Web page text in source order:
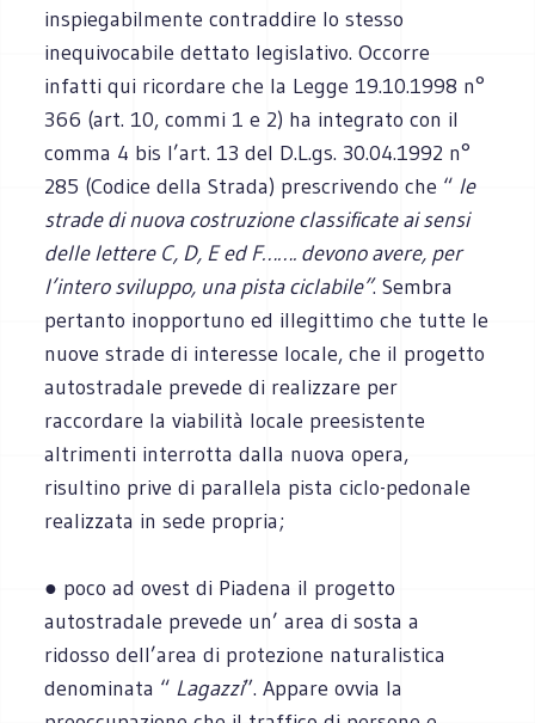
inspiegabilmente contraddire lo stesso
inequivocabile dettato legislativo. Occorre
infatti qui ricordare che la Legge 19.10.1998 n°
366 (art. 10, commi 1 e 2) ha integrato con il
comma 4 bis l’art. 13 del D.L.gs. 30.04.1992 n°
285 (Codice della Strada) prescrivendo che “ le
strade di nuova costruzione classificate ai sensi
delle lettere C, D, E ed F……. devono avere, per
l’intero sviluppo, una pista ciclabile”. Sembra
pertanto inopportuno ed illegittimo che tutte le
nuove strade di interesse locale, che il progetto
autostradale prevede di realizzare per
raccordare la viabilità locale preesistente
altrimenti interrotta dalla nuova opera,
risultino prive di parallela pista ciclo-pedonale
realizzata in sede propria;
● poco ad ovest di Piadena il progetto
autostradale prevede un’ area di sosta a
ridosso dell’area di protezione naturalistica
denominata “ Lagazzi”. Appare ovvia la